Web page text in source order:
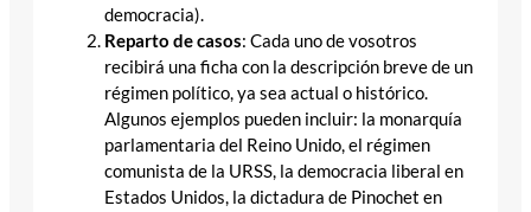
democracia).
Reparto de casos: Cada uno de vosotros
recibirá una ficha con la descripción breve de un
régimen político, ya sea actual o histórico.
Algunos ejemplos pueden incluir: la monarquía
parlamentaria del Reino Unido, el régimen
comunista de la URSS, la democracia liberal en
Estados Unidos, la dictadura de Pinochet en